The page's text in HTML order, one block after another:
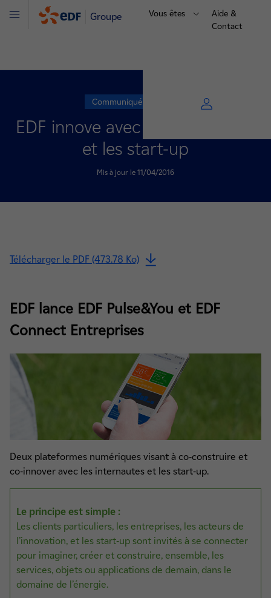
Groupe Vous êtes
Aide &
Contact
Menu
Communiqué de presse
EDF innove avec les internautes
et les start-up
Mis à jour le 11/04/2016
Télécharger le PDF (473.78 Ko)
EDF lance EDF Pulse&You et EDF
Connect Entreprises
Deux plateformes numériques visant à co-construire et
co-innover avec les internautes et les start-up.
Le principe est simple :
Les clients particuliers, les entreprises, les acteurs de
l’innovation, et les start-up sont invités à se connecter
pour imaginer, créer et construire, ensemble, les
services, objets ou applications de demain, dans le
domaine de l’énergie.